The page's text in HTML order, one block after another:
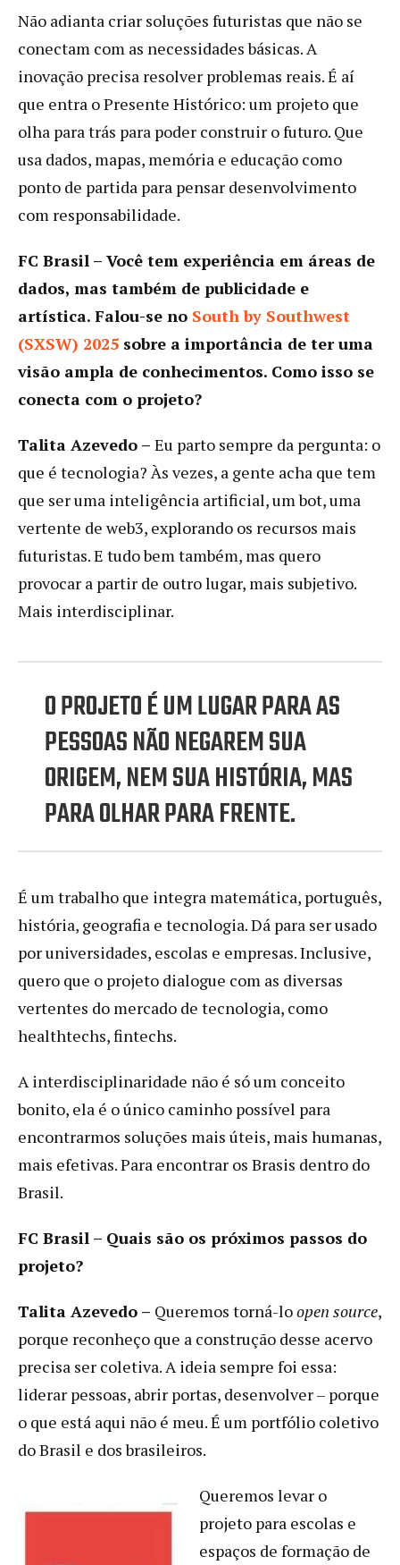
Não adianta criar soluções futuristas que não se
conectam com as necessidades básicas. A
inovação precisa resolver problemas reais. É aí
que entra o Presente Histórico: um projeto que
olha para trás para poder construir o futuro. Que
usa dados, mapas, memória e educação como
ponto de partida para pensar desenvolvimento
com responsabilidade.
FC Brasil – Você tem experiência em áreas de
dados, mas também de publicidade e
artística. Falou-se no South by Southwest
(SXSW) 2025 sobre a importância de ter uma
visão ampla de conhecimentos. Como isso se
conecta com o projeto?
Talita Azevedo – Eu parto sempre da pergunta: o
que é tecnologia? Às vezes, a gente acha que tem
que ser uma inteligência artificial, um bot, uma
vertente de web3, explorando os recursos mais
futuristas. E tudo bem também, mas quero
provocar a partir de outro lugar, mais subjetivo.
Mais interdisciplinar.
O PROJETO É UM LUGAR PARA AS
PESSOAS NÃO NEGAREM SUA
ORIGEM, NEM SUA HISTÓRIA, MAS
PARA OLHAR PARA FRENTE.
É um trabalho que integra matemática, português,
história, geografia e tecnologia. Dá para ser usado
por universidades, escolas e empresas. Inclusive,
quero que o projeto dialogue com as diversas
vertentes do mercado de tecnologia, como
healthtechs, fintechs.
A interdisciplinaridade não é só um conceito
bonito, ela é o único caminho possível para
encontrarmos soluções mais úteis, mais humanas,
mais efetivas. Para encontrar os Brasis dentro do
Brasil.
FC Brasil – Quais são os próximos passos do
projeto?
Talita Azevedo – Queremos torná-loopen source,
porque reconheço que a construção desse acervo
precisa ser coletiva. A ideia sempre foi essa:
liderar pessoas, abrir portas, desenvolver – porque
o que está aqui não é meu. É um portfólio coletivo
do Brasil e dos brasileiros.
Queremos levar o
projeto para escolas e
espaços de formação de